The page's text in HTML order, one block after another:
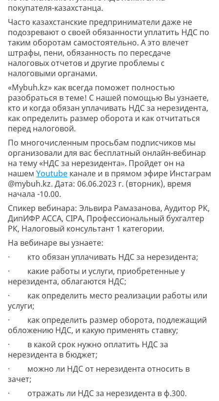
покупателя-казахстанца.
Часто казахстанские предприниматели даже не
подозревают о своей обязанности уплатить НДС по
таким оборотам самостоятельно. А это влечет
штрафы, пени, обязанность по пересдаче
налоговых отчетов и другие проблемы с
налоговыми органами.
«Mybuh.kz» как всегда поможет полностью
разобраться в теме! С нашей помощью Вы узнаете,
кто и когда обязан уплачивать НДС за нерезидента,
как определить размер оборота и как отчитаться
перед налоговой.
По многочисленным просьбам подписчиков мы
организовали для вас бесплатный онлайн-вебинар
на тему «НДС за нерезидента». Пройдет он на
нашем Youtube канале и в прямом эфире Инстаграм
@mybuh.kz. Дата: 06.06.2023 г. (вторник), время
начала -10.00.
Спикер вебинара: Эльвира Рамазанова, Аудитор РК,
ДипИФР АССА, CIPA, Профессиональный бухгалтер
РК, Налоговый консультант 1 категории.
На вебинаре вы узнаете:
· кто обязан уплачивать НДС за нерезидента;
· какие работы и услуги, приобретенные у
нерезидента, облагаются НДС;
· как определить место реализации работы или
услуги;
· как определить размер оборота, подлежащий
обложению НДС, и какую применять ставку;
· в какой срок нужно оплатить НДС за
нерезидента в бюджет;
· можно ли НДС от нерезидента относить в
зачет;
· отражать ли НДС за нерезидента в ф.300.